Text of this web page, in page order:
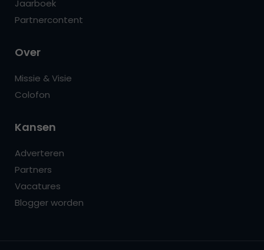
Jaarboek
Partnercontent
Over
Missie & Visie
Colofon
Kansen
Adverteren
Partners
Vacatures
Blogger worden